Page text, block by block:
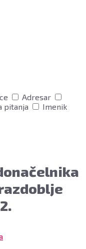
Adresar
pitanja Imenik